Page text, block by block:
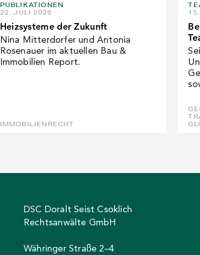
PUBLIKATIONEN
22. JULI 2026
Heizsysteme der Zukunft
Nina Mitterdorfer und Antonia
Rosenauer im aktuellen Bau &
Immobilien Report.
IMMOBILIENRECHT
DSC Doralt Seist Csoklich
Rechtsanwälte GmbH
Währinger Straße 2–4